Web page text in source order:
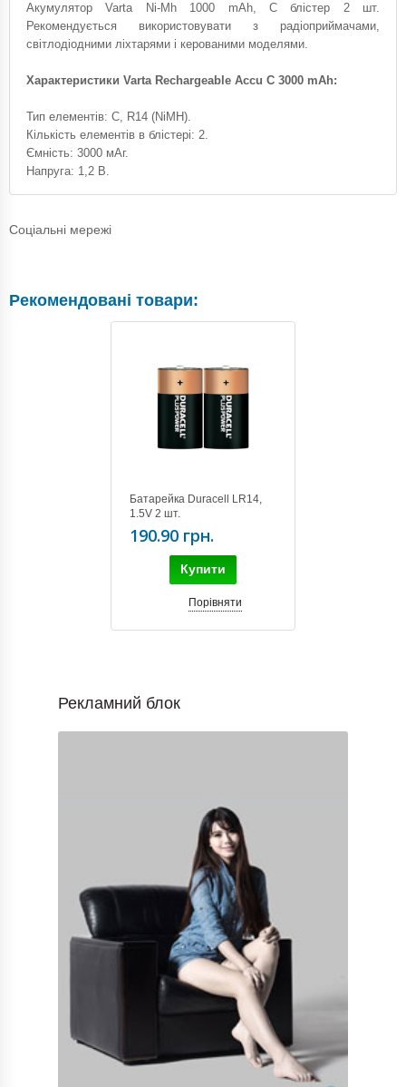
Акумулятор Varta Ni-Mh 1000 mAh, C блістер 2 шт.
Рекомендується використовувати з радіоприймачами,
світлодіодними ліхтарями і керованими моделями.
Характеристики Varta Rechargeable Accu C 3000 mAh:
Тип елементів: C, R14 (NiMH).
Кількість елементів в блістері: 2.
Ємність: 3000 мАг.
Напруга: 1,2 В.
Соціальні мережі
Рекомендовані товари:
Батарейка Duracell LR14,
1.5V 2 шт.
190.90 грн.
Купити
Порівняти
Рекламний блок